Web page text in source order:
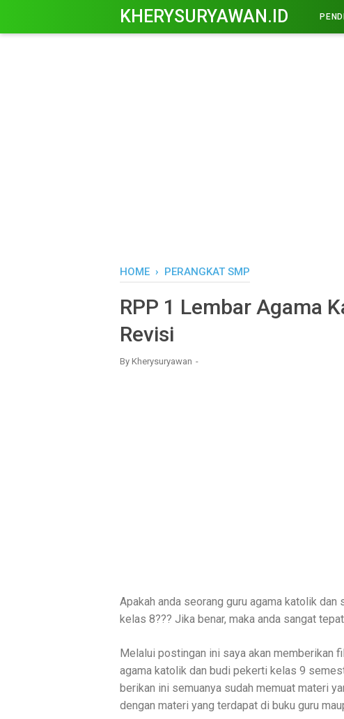
KHERYSURYAWAN.ID
HOME › PERANGKAT SMP
RPP 1 Lembar Agama
Revisi
By Kherysuryawan
Apakah anda seorang guru agama katolik
kelas 8??? Jika benar, maka anda sangat
Melalui postingan ini saya akan memberikan
agama katolik dan budi pekerti kelas 9
berikan ini semuanya sudah memuat materi
dengan materi yang terdapat di buku guru